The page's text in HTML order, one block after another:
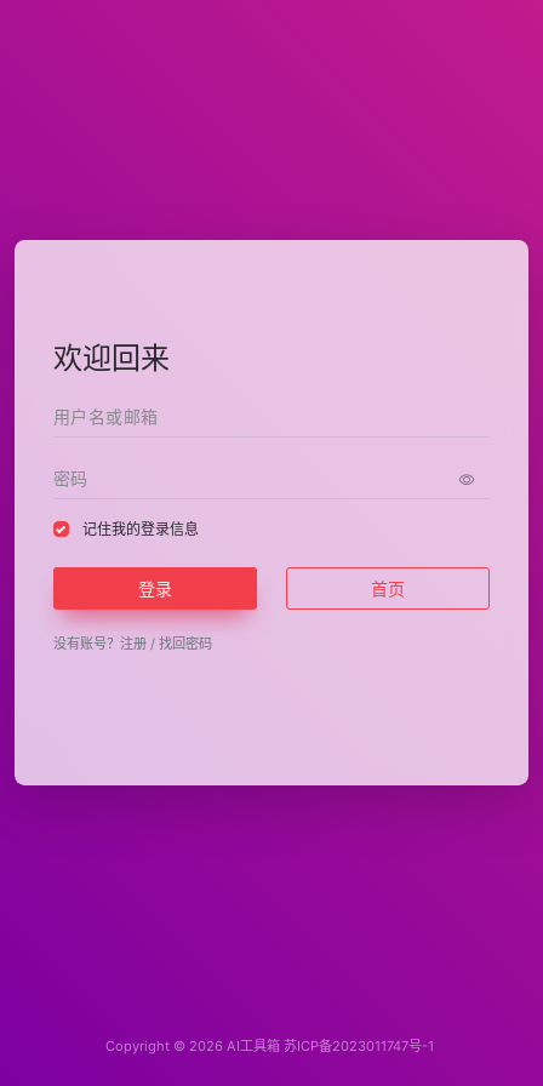
欢迎回来
记住我的登录信息
登录 首页
没有账号？ 注册 / 找回密码
Copyright © 2026 AI工具箱 苏ICP备2023011747号-1